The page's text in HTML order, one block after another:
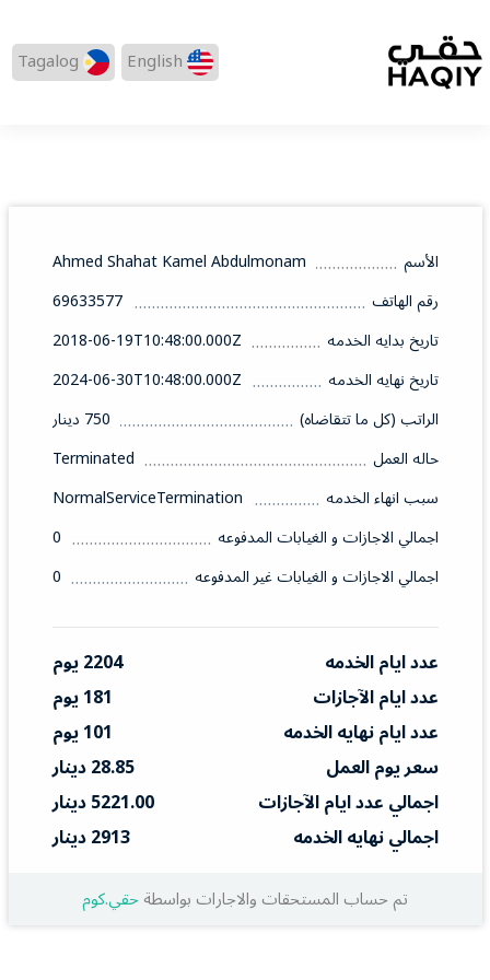
English
Tagalog
الأسم
Ahmed Shahat Kamel Abdulmonam
رقم الهاتف
69633577
تاريخ بدايه الخدمه
2018-06-19T10:48:00.000Z
تاريخ نهايه الخدمه
2024-06-30T10:48:00.000Z
الراتب (كل ما تتقاضاه)
750 دينار
حاله العمل
Terminated
سبب انهاء الخدمه
NormalServiceTermination
اجمالي الاجازات و الغيابات المدفوعه
0
اجمالي الاجازات و الغيابات غير المدفوعه
0
عدد ايام الخدمه
2204 يوم
عدد ايام الآجازات
181 يوم
عدد ايام نهايه الخدمه
101 يوم
سعر يوم العمل
28.85 دينار
اجمالي عدد ايام الآجازات
5221.00 دينار
اجمالي نهايه الخدمه
2913 دينار
تم حساب المستحقات والاجارات بواسطةحقي.كوم